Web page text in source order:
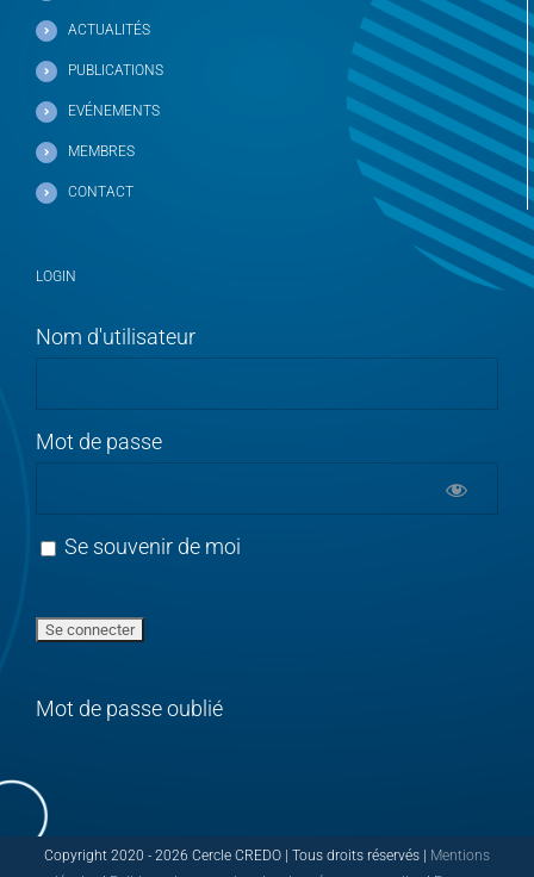
ACTUALITÉS
PUBLICATIONS
EVÉNEMENTS
MEMBRES
CONTACT
LOGIN
Nom d'utilisateur
Mot de passe
Se souvenir de moi
Mot de passe oublié
Copyright 2020 - 2026 Cercle CREDO | Tous droits réservés | Mentions